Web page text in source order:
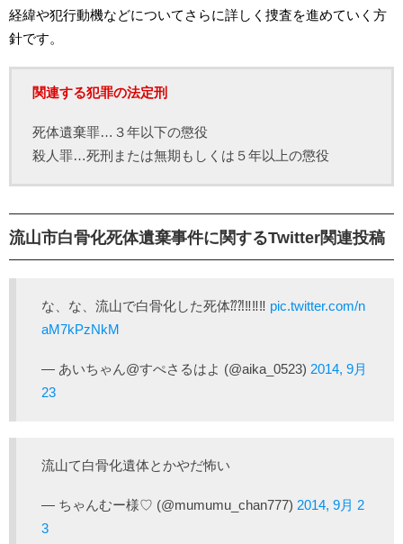
経緯や犯行動機などについてさらに詳しく捜査を進めていく方
針です。
関連する犯罪の法定刑
死体遺棄罪…３年以下の懲役
殺人罪…死刑または無期もしくは５年以上の懲役
流山市白骨化死体遺棄事件に関するTwitter関連投稿
な、な、流山で白骨化した死体⁇⁈‼‼‼ pic.twitter.com/n
aM7kPzNkM
— あいちゃん@すぺさるはよ (@aika_0523) 2014, 9月
23
流山て白骨化遺体とかやだ怖い
— ちゃんむー様♡ (@mumumu_chan777) 2014, 9月 2
3